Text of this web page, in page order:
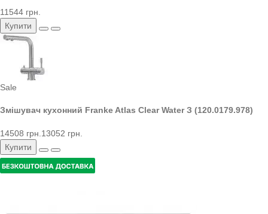
11544 грн.
Купити
Sale
Змішувач кухонний Franke Atlas Clear Water З (120.0179.978)
14508 грн. 13052 грн.
Купити